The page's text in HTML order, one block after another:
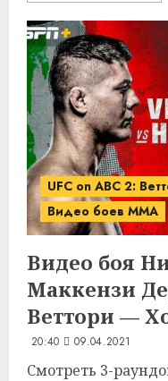
UFC on ABC 2:
Видео боев MMA
Видео боя
Маккензи
Веттори —
20:40 09.04.2021
Смотреть 3-